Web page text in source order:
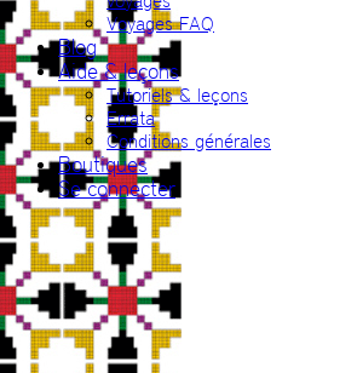
Voyages FAQ
Blog
Aide & leçons
Tutoriels & leçons
Errata
Conditions générales
Boutiques
Se connecter